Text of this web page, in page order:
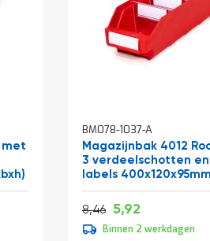
met
BM078-1037-A
Magazijnbak 4012
3 verdeelschotten
labels
Normale prijs
8,46 10,24
Vanaf
5,92
Binnen 2 werkdagen